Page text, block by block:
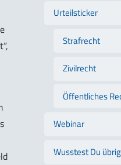
Urteilsticker
Strafrecht
Zivilrecht
Öffentliches
Webinar
Wusstest Du